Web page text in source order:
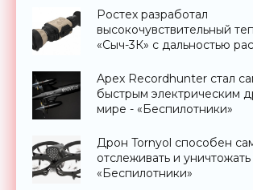
Ростех разработал
высокочувствительный
«Сыч-3К» с дальностью
Apex Recordhunter стал
быстрым электрическим
мире - «Беспилотники»
Дрон Tornyol способен
отслеживать и
«Беспилотники»